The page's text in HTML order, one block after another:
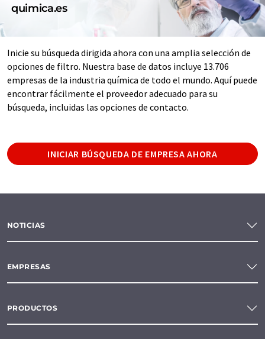
quimica.es
Inicie su búsqueda dirigida ahora con una amplia selección de
opciones de filtro. Nuestra base de datos incluye 13.706
empresas de la industria química de todo el mundo. Aquí puede
encontrar fácilmente el proveedor adecuado para su
búsqueda, incluidas las opciones de contacto.
INICIAR BÚSQUEDA DE EMPRESA AHORA
NOTICIAS
EMPRESAS
PRODUCTOS